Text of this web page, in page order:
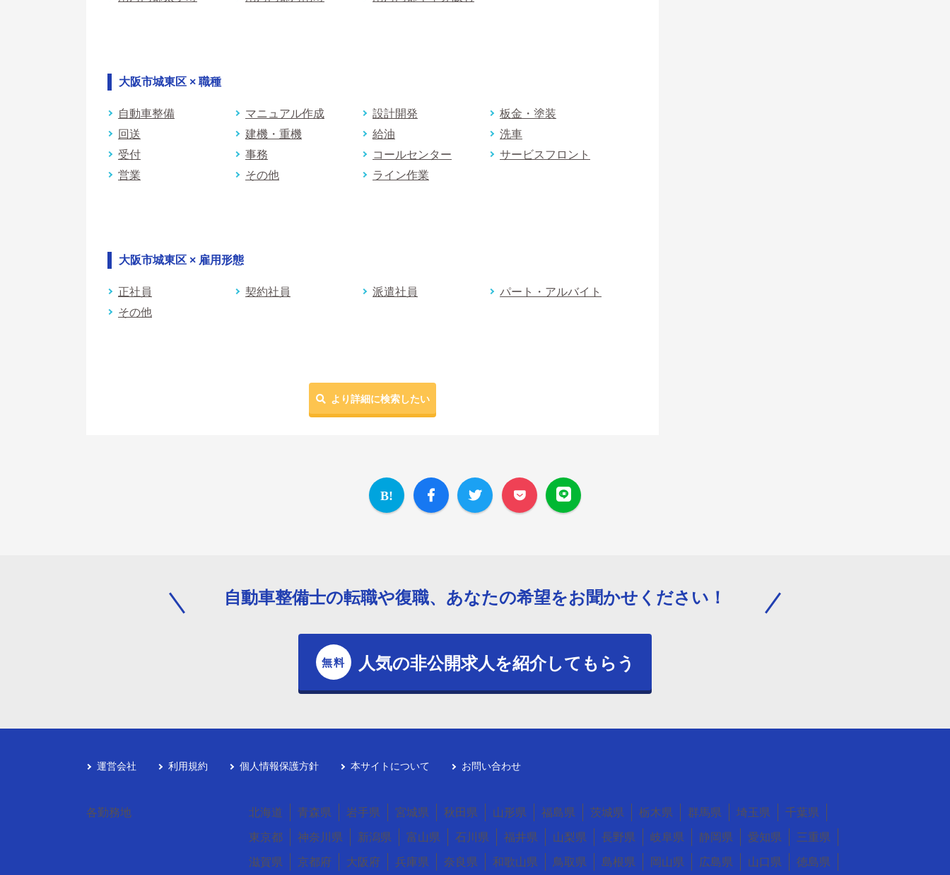
大阪市城東区 × 職種
自動車整備 マニュアル作成 設計開発
板金・塗装
回送
建機・重機 給油
洗車
受付
事務 コールセンター
サービスフロント
営業
その他 ライン作業
大阪市城東区 × 雇用形態
正社員 契約社員 派遣社員
パート・アルバイト
その他
より詳細に検索したい
自動車整備士の転職や復職、あなたの希望をお聞かせください！
人気の非公開求人を紹介してもらう
運営会社 利用規約 個人情報保護方針 本サイトについて お問い合わせ
各勤務地 北海道 青森県 岩手県 宮城県 秋田県 山形県 福島県 茨城県 栃木県 群馬県 埼玉県 千葉県
東京都 神奈川県 新潟県 富山県 石川県 福井県 山梨県 長野県 岐阜県 静岡県 愛知県 三重県
滋賀県 京都府 大阪府 兵庫県 奈良県 和歌山県 鳥取県 島根県 岡山県 広島県 山口県 徳島県